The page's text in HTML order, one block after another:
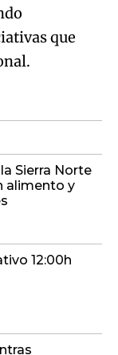
que
Sierra Norte
alimento y
12:00h